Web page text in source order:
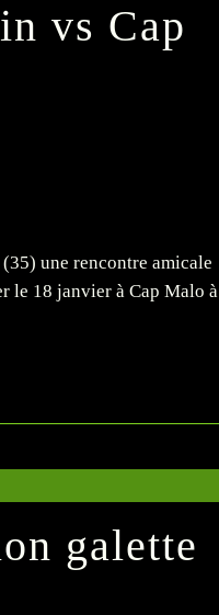
vs Cap
une rencontre amicale
le 18 janvier à Cap Malo à
galette